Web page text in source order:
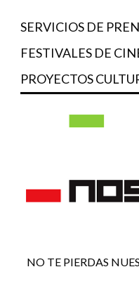
SERVICIOS DE
FESTIVALES DE
PROYECTOS
NO TE PIERDAS